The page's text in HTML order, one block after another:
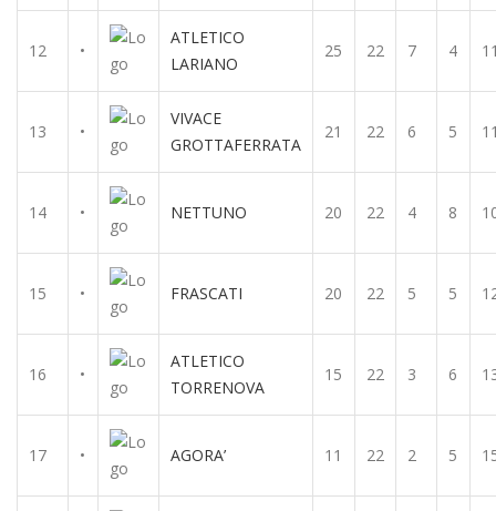
12 •
ATLETICO
LARIANO
25 22 7 4
13 •
VIVACE
GROTTAFERRATA
21 22 6 5
14 • NETTUNO 20 22 4 8
15 • FRASCATI 20 22 5 5
16 •
ATLETICO
TORRENOVA
15 22 3 6
17 • AGORA’ 11 22 2 5